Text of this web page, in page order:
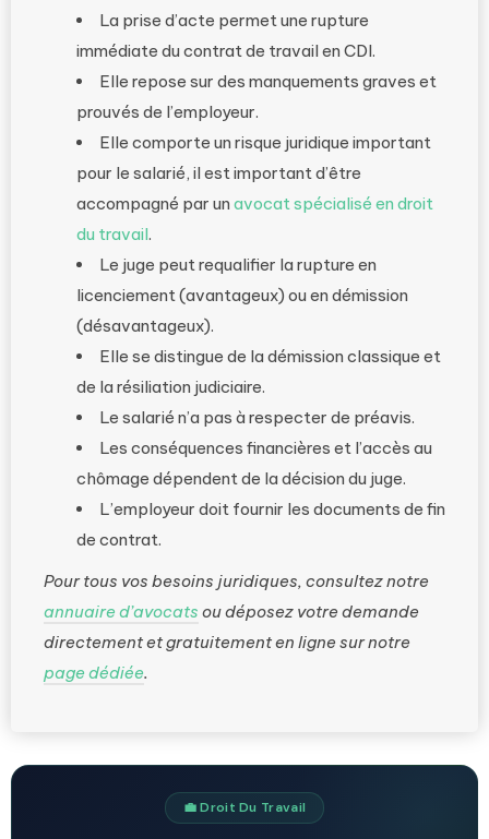
La prise d’acte permet une rupture
immédiate du contrat de travail en CDI.
Elle repose sur des manquements graves et
prouvés de l’employeur.
Elle comporte un risque juridique important
pour le salarié, il est important d’être
accompagné par un avocat spécialisé en droit
du travail.
Le juge peut requalifier la rupture en
licenciement (avantageux) ou en démission
(désavantageux).
Elle se distingue de la démission classique et
de la résiliation judiciaire.
Le salarié n’a pas à respecter de préavis.
Les conséquences financières et l’accès au
chômage dépendent de la décision du juge.
L’employeur doit fournir les documents de fin
de contrat.
Pour tous vos besoins juridiques, consultez notre
annuaire d’avocats ou déposez votre demande
directement et gratuitement en ligne sur notre
page dédiée.
💼 Droit Du Travail